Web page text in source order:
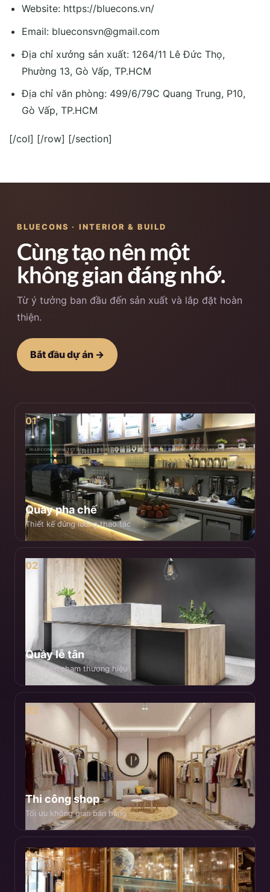
Website: https://bluecons.vn/
Email: blueconsvn@gmail.com
Địa chỉ xưởng sản xuất: 1264/11 Lê Đức Thọ,
Phường 13, Gò Vấp, TP.HCM
Địa chỉ văn phòng: 499/6/79C Quang Trung, P10,
Gò Vấp, TP.HCM
[/col] [/row] [/section]
BLUECONS · INTERIOR & BUILD
Cùng tạo nên một
không gian đáng nhớ.
Từ ý tưởng ban đầu đến sản xuất và lắp đặt hoàn
thiện.
Bắt đầu dự án →
01
Quầy pha chế
Thiết kế đúng luồng thao tác
02
Quầy lễ tân
Tạo điểm chạm thương hiệu
03
Thi công shop
Tối ưu không gian bán hàng
04